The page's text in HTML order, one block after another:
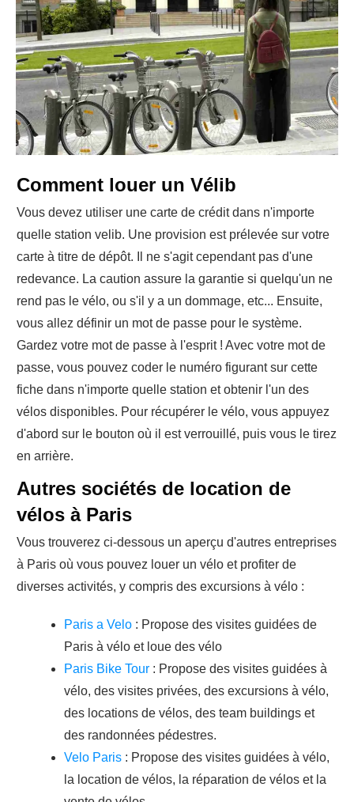
Comment louer un Vélib
Vous devez utiliser une carte de crédit dans n'importe
quelle station velib. Une provision est prélevée sur votre
carte à titre de dépôt. Il ne s'agit cependant pas d'une
redevance. La caution assure la garantie si quelqu'un ne
rend pas le vélo, ou s'il y a un dommage, etc... Ensuite,
vous allez définir un mot de passe pour le système.
Gardez votre mot de passe à l'esprit ! Avec votre mot de
passe, vous pouvez coder le numéro figurant sur cette
fiche dans n'importe quelle station et obtenir l'un des
vélos disponibles. Pour récupérer le vélo, vous appuyez
d'abord sur le bouton où il est verrouillé, puis vous le tirez
en arrière.
Autres sociétés de location de
vélos à Paris
Vous trouverez ci-dessous un aperçu d'autres entreprises
à Paris où vous pouvez louer un vélo et profiter de
diverses activités, y compris des excursions à vélo :
Paris a Velo : Propose des visites guidées de
Paris à vélo et loue des vélo
Paris Bike Tour : Propose des visites guidées à
vélo, des visites privées, des excursions à vélo,
des locations de vélos, des team buildings et
des randonnées pédestres.
Velo Paris : Propose des visites guidées à vélo,
la location de vélos, la réparation de vélos et la